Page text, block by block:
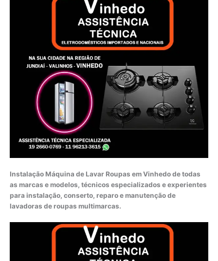
Instalação Máquina de Lavar Roupas em Vinhedo de todas
as marcas e modelos, técnicos especializados e experientes
para instalação, conserto, reparo e manutenção de
lavadoras de roupas multimarcas.